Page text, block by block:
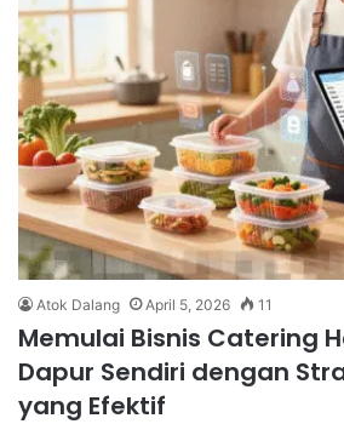
Atok Dalang April 5, 2026 11
Memulai Bisnis Catering
Dapur Sendiri dengan
yang Efektif